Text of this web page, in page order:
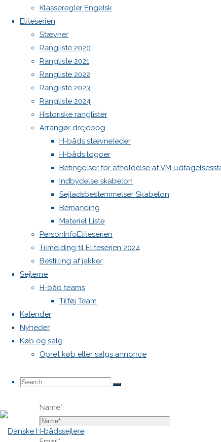
Klasseregler Engelsk
Eliteserien
Stævner
Rangliste 2020
Rangliste 2021
Rangliste 2022
Rangliste 2023
Rangliste 2024
Historiske ranglister
Arrangør drejebog
H-båds stævneleder
H-båds logoer
Betingelser for afholdelse af VM-
Indbydelse skabelon
Sejladsbestemmelser Skabelon
Bemanding
Materiel Liste
PersonInfoEliteserien
Tilmelding til Eliteserien 2024
Bestilling af jakker
Sejlerne
H-båd teams
Tilføj Team
Kalender
Nyheder
Køb og salg
Opret køb eller salgs annonce
Search
Search
Search
Previous
image
Next
image
Skriv
et
svar
Din e-
mailadresse
vil ikke
blive
publiceret.
Krævede
felter er
markeret
med
*
Comment
Name*
WordPress.org